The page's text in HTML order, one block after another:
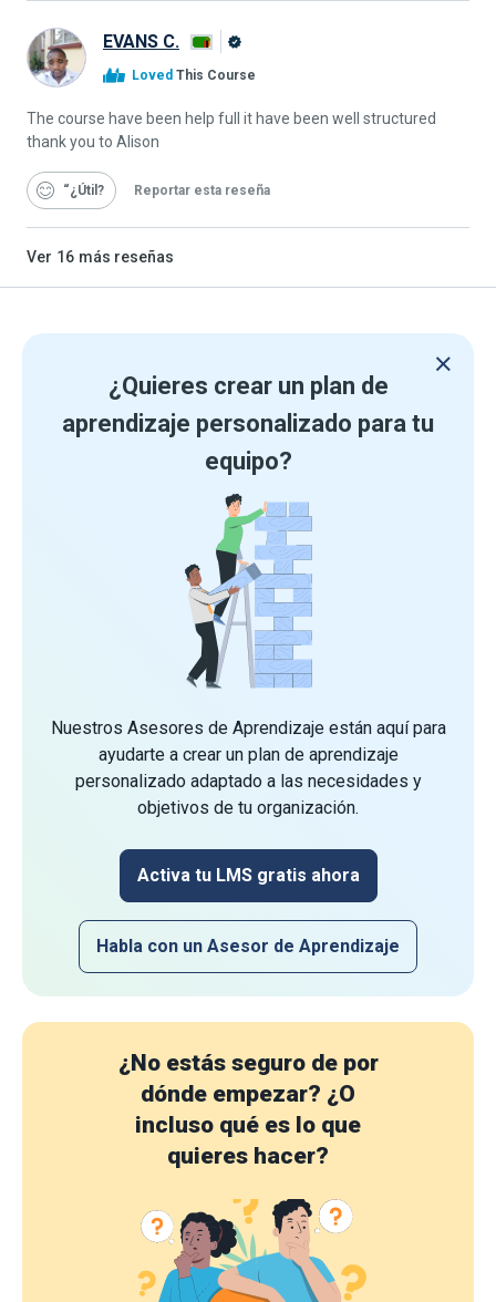
EVANS C.
Alison
Loved This Course
The course have been help full it have been well structured
thank you to Alison
“¿Útil Reportar esta reseña
Ver 16 más reseñas
¿Quieres crear un plan de
aprendizaje personalizado para tu
equipo?
Nuestros Asesores de Aprendizaje están aquí para
ayudarte a crear un plan de aprendizaje
personalizado adaptado a las necesidades y
objetivos de tu organización.
Activa tu LMS gratis ahora
Habla con un Asesor de Aprendizaje
¿No estás seguro de por
dónde empezar? ¿O
incluso qué es lo que
quieres hacer?